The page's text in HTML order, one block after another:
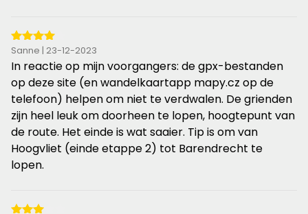
4
van
de
5
sterren
Sanne | 23-12-2023
In reactie op mijn voorgangers: de gpx-bestanden
op deze site (en wandelkaartapp mapy.cz op de
telefoon) helpen om niet te verdwalen. De grienden
zijn heel leuk om doorheen te lopen, hoogtepunt van
de route. Het einde is wat saaier. Tip is om van
Hoogvliet (einde etappe 2) tot Barendrecht te
lopen.